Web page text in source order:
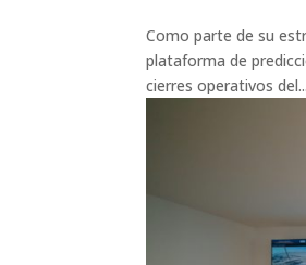
Como parte de su
plataforma de
cierres operativos del...